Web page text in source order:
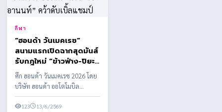
กีฬา
“ฮอนด้า วันเมคเรซ”
สนามแรกเปิดฉากสุดมันส์
รับกฎใหม่ “ข้าวฟ่าง-ปิยะ
วดี” ควง “โอ๋-อานนท์”
คว้าดับเบิ้ลแชมป์
ศึก ฮอนด้า วันเมคเรซ 2026 โดย
บริษัท ฮอนด้า ออโตโมบิล
(ประเทศไทย) จำกัด ร่วมกับ
บริษัท กรังด์ปรีซ์ ...
123 13/6/2569